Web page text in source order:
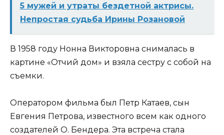
5 мужей и утраты бездетной актрисы.
Непростая судьба Ирины Розановой
В 1958 году Нонна Викторовна снималась в
картине «Отчий дом» и взяла сестру с собой на
съемки.
Оператором фильма был Петр Катаев, сын
Евгения Петрова, известного всем как одного
создателей О. Бендера. Эта встреча стала